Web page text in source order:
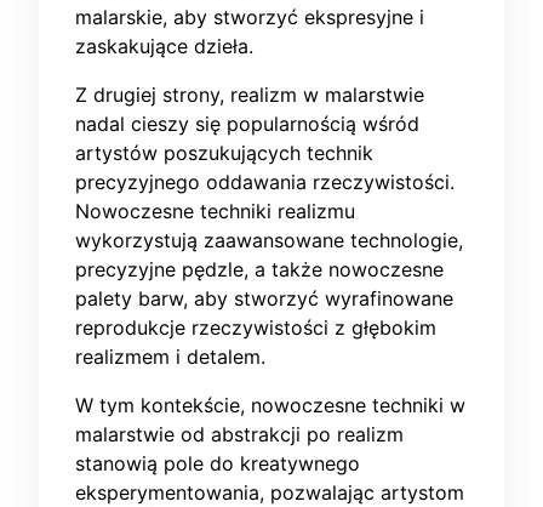
malarskie, aby stworzyć ekspresyjne i
zaskakujące dzieła.
Z drugiej strony, realizm w malarstwie
nadal cieszy się popularnością wśród
artystów poszukujących technik
precyzyjnego oddawania rzeczywistości.
Nowoczesne techniki realizmu
wykorzystują zaawansowane technologie,
precyzyjne pędzle, a także nowoczesne
palety barw, aby stworzyć wyrafinowane
reprodukcje rzeczywistości z głębokim
realizmem i detalem.
W tym kontekście, nowoczesne techniki w
malarstwie od abstrakcji po realizm
stanowią pole do kreatywnego
eksperymentowania, pozwalając artystom